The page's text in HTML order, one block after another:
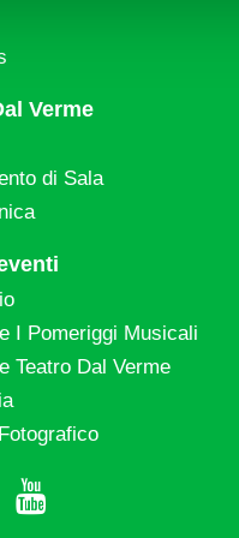
Verme
di Sala
I Pomeriggi Musicali
Teatro Dal Verme